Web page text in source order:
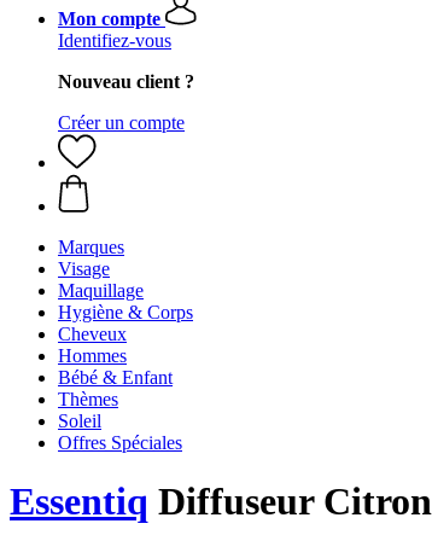
Mon compte
Identifiez-vous
Nouveau client ?
Créer un compte
Marques
Visage
Maquillage
Hygiène & Corps
Cheveux
Hommes
Bébé & Enfant
Thèmes
Soleil
Offres Spéciales
Essentiq Diffuseur